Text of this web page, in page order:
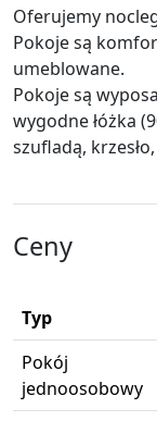
Oferujemy
Pokoje są
umeblowane.
Pokoje są
wygodne łóżka
szufladą,
Ceny
Typ
Pokój
jednoosobowy